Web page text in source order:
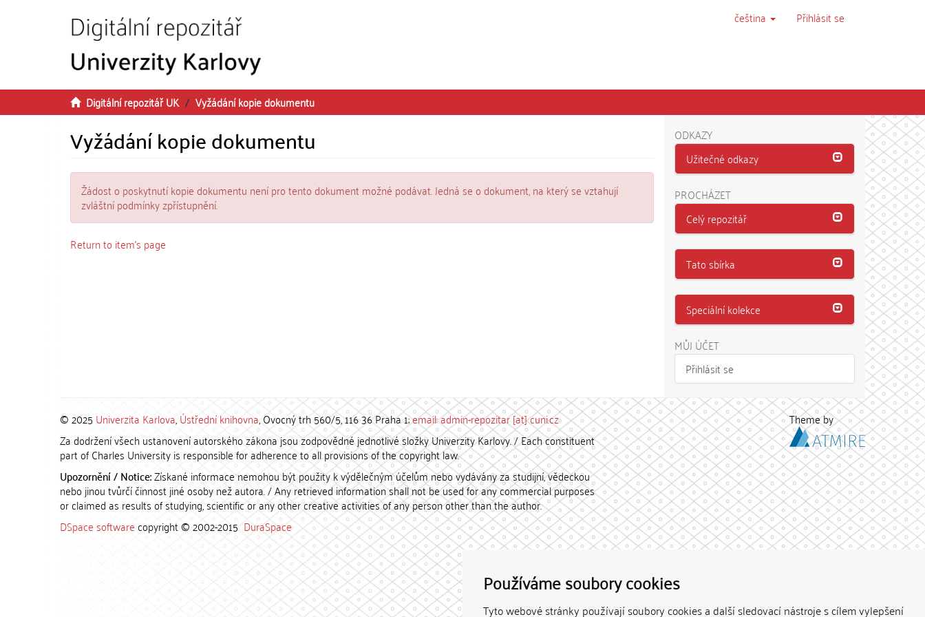
Používáme soubory cookies
Tyto webové stránky používají soubory cookies a další sledovací nástroje s cílem vylepšení
čeština Přihlásit se
Digitální repozitář UK Vyžádání kopie dokumentu
Vyžádání kopie dokumentu
Žádost o poskytnutí kopie dokumentu není pro tento dokument možné podávat. Jedná se o dokument, na který se vztahují
zvláštní podmínky zpřístupnění.
Return to item's page
ODKAZY
Užitečné odkazy
PROCHÁZET
Celý repozitář
Tato sbírka
Speciální kolekce
MŮJ ÚČET
Přihlásit se
© 2025 Univerzita Karlova,Ústřední knihovna, Ovocný trh 560/5, 116 36 Praha 1;email: admin-repozitar [at] cuni.cz
Za dodržení všech ustanovení autorského zákona jsou zodpovědné jednotlivé složky Univerzity Karlovy. / Each constituent
part of Charles University is responsible for adherence to all provisions of the copyright law.
Upozornění / Notice:Získané informace nemohou být použity k výdělečným účelům nebo vydávány za studijní, vědeckou
nebo jinou tvůrčí činnost jiné osoby než autora. / Any retrieved information shall not be used for any commercial purposes
or claimed as results of studying, scientific or any other creative activities of any person other than the author.
DSpace softwarecopyright © 2002-2015 DuraSpace
Theme by